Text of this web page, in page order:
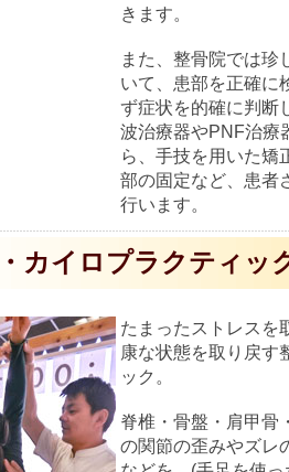
きます。
また、整骨院では珍
いて、患部を正確に
ず症状を的確に判断
波治療器やPNF治療
ら、手技を用いた矯
部の固定など、患者
行います。
カイロプラクティッ
たまったストレスを
康な状態を取り戻す
ック。
脊椎・骨盤・肩甲骨
の関節の歪みやズレ